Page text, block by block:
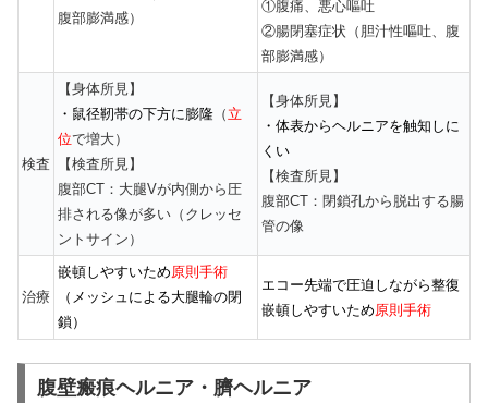
腹部膨満感）
①腹痛、悪心嘔吐
②腸閉塞症状（胆汁性嘔吐、腹
部膨満感）
検査
【身体所見】
・鼠径靭帯の下方に膨隆 （ 立
位で増大）
【検査所見】
腹部CT：大腿Vが内側から圧
排される像が多い（クレッセ
ントサイン）
【身体所見】
・体表からヘルニアを触知しに
くい
【検査所見】
腹部CT：閉鎖孔から脱出する腸
管の像
治療
嵌頓しやすいため 原則手術
（メッシュによる大腿輪の閉
鎖）
エコー先端で圧迫しながら整復
嵌頓しやすいため 原則手術
腹壁瘢痕ヘルニア・臍ヘルニア